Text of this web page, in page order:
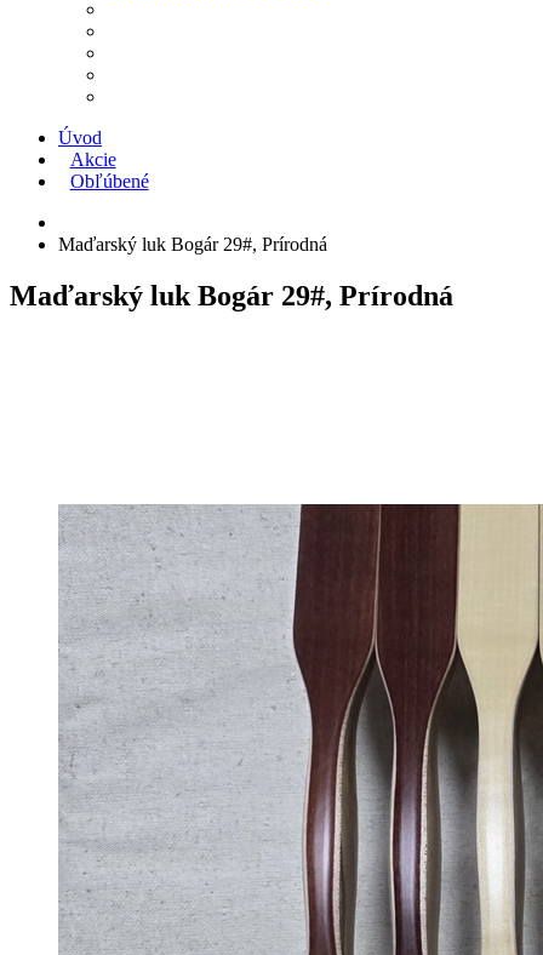
Úvod
Akcie
Obľúbené
Maďarský luk Bogár 29#, Prírodná
Maďarský luk Bogár 29#, Prírodná